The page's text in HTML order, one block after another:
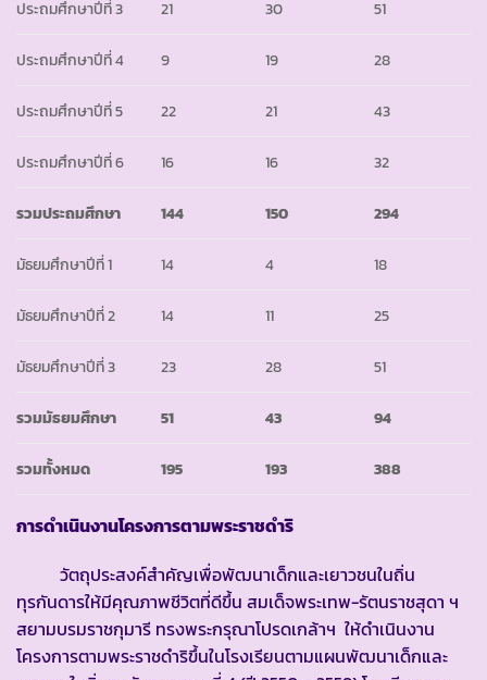
ประถมศึกษาปีที่ 3 21 30 51
ประถมศึกษาปีที่ 4 9 19 28
ประถมศึกษาปีที่ 5 22 21 43
ประถมศึกษาปีที่ 6 16 16 32
รวมประถมศึกษา 144 150 294
มัธยมศึกษาปีที่ 1 14 4 18
มัธยมศึกษาปีที่ 2 14 11 25
มัธยมศึกษาปีที่ 3 23 28 51
รวมมัธยมศึกษา 51 43 94
รวมทั้งหมด 195 193 388
การดำเนินงานโครงการตามพระราชดำริ
วัตถุประสงค์สำคัญเพื่อพัฒนาเด็กและเยาวชนในถิ่น
ทุรกันดารให้มีคุณภาพชีวิตที่ดีขึ้น สมเด็จพระเทพ-รัตนราชสุดา ฯ
สยามบรมราชกุมารี ทรงพระกรุณาโปรดเกล้าฯ ให้ดำเนินงาน
โครงการตามพระราชดำริขึ้นในโรงเรียนตามแผนพัฒนาเด็กและ